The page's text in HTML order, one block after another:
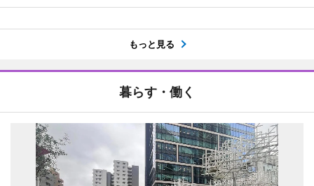
もっと見る
暮らす・働く